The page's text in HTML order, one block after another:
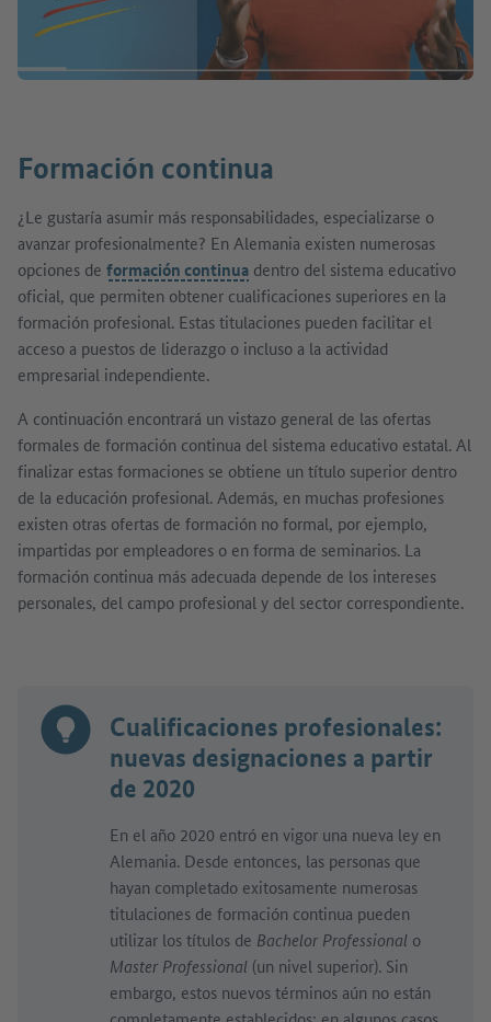
Formación continua
¿Le gustaría asumir más responsabilidades, especializarse o
avanzar profesionalmente? En Alemania existen numerosas
opciones de formación continua dentro del sistema educativo
oficial, que permiten obtener cualificaciones superiores en la
formación profesional. Estas titulaciones pueden facilitar el
acceso a puestos de liderazgo o incluso a la actividad
empresarial independiente.
A continuación encontrará un vistazo general de las ofertas
formales de formación continua del sistema educativo estatal. Al
finalizar estas formaciones se obtiene un título superior dentro
de la educación profesional. Además, en muchas profesiones
existen otras ofertas de formación no formal, por ejemplo,
impartidas por empleadores o en forma de seminarios. La
formación continua más adecuada depende de los intereses
personales, del campo profesional y del sector correspondiente.
Cualificaciones profesionales:
nuevas designaciones a partir
de 2020
En el año 2020 entró en vigor una nueva ley en
Alemania. Desde entonces, las personas que
hayan completado exitosamente numerosas
titulaciones de formación continua pueden
utilizar los títulos de Bachelor Professional o
Master Professional (un nivel superior). Sin
embargo, estos nuevos términos aún no están